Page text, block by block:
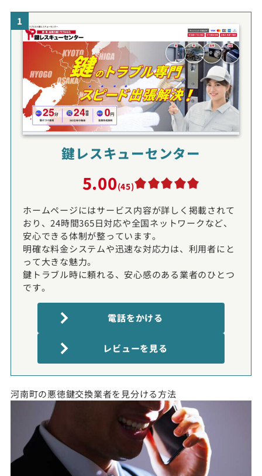
1
鍵レスキューセンター
5.00(45)
ホームページにはサービス内容が詳しく掲載されて
おり、24時間365日対応や全国ネットワークなど、
安心できる体制が整っています。
明確な料金システムや迅速な対応力は、利用者にと
って大きな魅力。
鍵トラブル時に頼れる、安心感のある業者のひとつ
です。
電話をかける
レビューを見る
河南町の悪徳鍵交換業者を見分ける方法